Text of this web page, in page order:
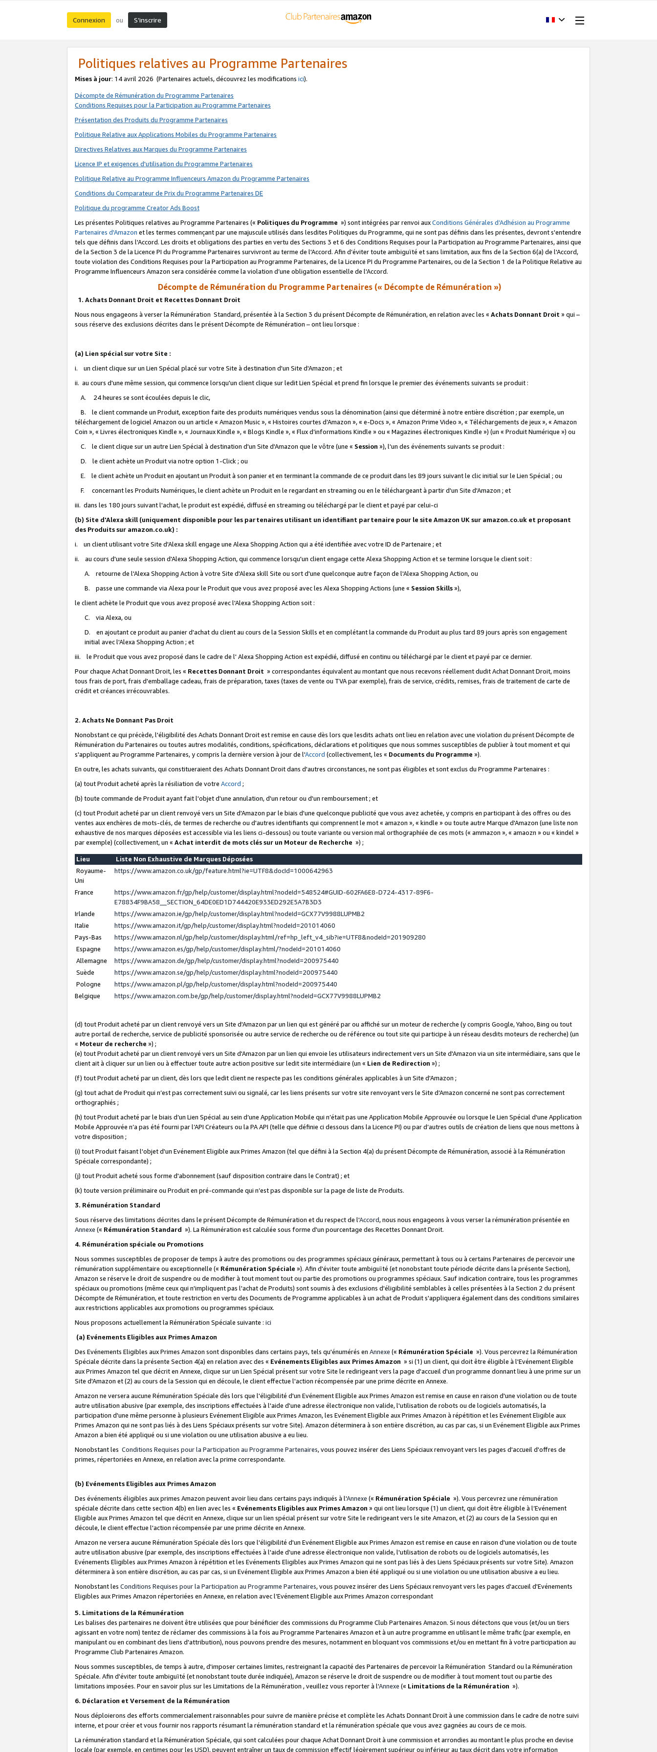
Connexion ou S’inscrire
Politiques relatives au Programme Partenaires
Mises à jour: 14 avril 2026 (Partenaires actuels, découvrez les modifications ici).
Décompte de Rémunération du Programme Partenaires
Conditions Requises pour la Participation au Programme Partenaires
Présentation des Produits du Programme Partenaires
Politique Relative aux Applications Mobiles du Programme Partenaires
Directives Relatives aux Marques du Programme Partenaires
Licence IP et exigences d'utilisation du Programme Partenaires
Politique Relative au Programme Influenceurs Amazon du Programme Partenaires
Conditions du Comparateur de Prix du Programme Partenaires DE
Politique du programme Creator Ads Boost
Les présentes Politiques relatives au Programme Partenaires (« Politiques du Programme ») sont intégrées par renvoi auxConditions Générales d’Adhésion au Programme
Partenaires d'Amazon et les termes commençant par une majuscule utilisés dans lesdites Politiques du Programme, qui ne sont pas définis dans les présentes, devront s'entendre
tels que définis dans l'Accord. Les droits et obligations des parties en vertu des Sections 3 et 6 des Conditions Requises pour la Participation au Programme Partenaires, ainsi que
de la Section 3 de la Licence PI du Programme Partenaires survivront au terme de l'Accord. Afin d’éviter toute ambiguïté et sans limitation, aux fins de la Section 6(a) de l'Accord,
toute violation des Conditions Requises pour la Participation au Programme Partenaires, de la Licence PI du Programme Partenaires, ou de la Section 1 de la Politique Relative au
Programme Influenceurs Amazon sera considérée comme la violation d’une obligation essentielle de l'Accord.
Décompte de Rémunération du Programme Partenaires (« Décompte de Rémunération »)
1. Achats Donnant Droit et Recettes Donnant Droit
Nous nous engageons à verser la Rémunération Standard, présentée à la Section 3 du présent Décompte de Rémunération, en relation avec les « Achats Donnant Droit » qui –
sous réserve des exclusions décrites dans le présent Décompte de Rémunération – ont lieu lorsque :
(a) Lien spécial sur votre Site :
i. un client clique sur un Lien Spécial placé sur votre Site à destination d'un Site d'Amazon ; et
ii. au cours d'une même session, qui commence lorsqu'un client clique sur ledit Lien Spécial et prend fin lorsque le premier des événements suivants se produit :
A. 24 heures se sont écoulées depuis le clic,
B. le client commande un Produit, exception faite des produits numériques vendus sous la dénomination (ainsi que déterminé à notre entière discrétion ; par exemple, un
téléchargement de logiciel Amazon ou un article « Amazon Music », « Histoires courtes d’Amazon », « e-Docs », « Amazon Prime Video », « Téléchargements de jeux », « Amazon
Coin », « Livres électroniques Kindle », « Journaux Kindle », « Blogs Kindle », « Flux d’informations Kindle » ou « Magazines électroniques Kindle ») (un « Produit Numérique ») ou
C. le client clique sur un autre Lien Spécial à destination d'un Site d'Amazon que le vôtre (une « Session »), l'un des événements suivants se produit :
D. le client achète un Produit via notre option 1-Click ; ou
E. le client achète un Produit en ajoutant un Produit à son panier et en terminant la commande de ce produit dans les 89 jours suivant le clic initial sur le Lien Spécial ; ou
F. concernant les Produits Numériques, le client achète un Produit en le regardant en streaming ou en le téléchargeant à partir d'un Site d'Amazon ; et
iii. dans les 180 jours suivant l'achat, le produit est expédié, diffusé en streaming ou téléchargé par le client et payé par celui-ci
(b) Site d'Alexa skill (uniquement disponible pour les partenaires utilisant un identifiant partenaire pour le site Amazon UK sur amazon.co.uk et proposant
des Produits sur amazon.co.uk) :
i. un client utilisant votre Site d'Alexa skill engage une Alexa Shopping Action qui a été identifiée avec votre ID de Partenaire ; et
ii. au cours d'une seule session d'Alexa Shopping Action, qui commence lorsqu'un client engage cette Alexa Shopping Action et se termine lorsque le client soit :
A. retourne de l'Alexa Shopping Action à votre Site d'Alexa skill Site ou sort d'une quelconque autre façon de l'Alexa Shopping Action, ou
B. passe une commande via Alexa pour le Produit que vous avez proposé avec les Alexa Shopping Actions (une « Session Skills»),
le client achète le Produit que vous avez proposé avec l'Alexa Shopping Action soit :
C. via Alexa, ou
D. en ajoutant ce produit au panier d'achat du client au cours de la Session Skills et en complétant la commande du Produit au plus tard 89 jours après son engagement
initial avec l'Alexa Shopping Action ; et
iii. le Produit que vous avez proposé dans le cadre de l' Alexa Shopping Action est expédié, diffusé en continu ou téléchargé par le client et payé par ce dernier.
Pour chaque Achat Donnant Droit, les « Recettes Donnant Droit » correspondantes équivalent au montant que nous recevons réellement dudit Achat Donnant Droit, moins
tous frais de port, frais d'emballage cadeau, frais de préparation, taxes (taxes de vente ou TVA par exemple), frais de service, crédits, remises, frais de traitement de carte de
crédit et créances irrécouvrables.
2. Achats Ne Donnant Pas Droit
Nonobstant ce qui précède, l'éligibilité des Achats Donnant Droit est remise en cause dès lors que lesdits achats ont lieu en relation avec une violation du présent Décompte de
Rémunération du Partenaires ou toutes autres modalités, conditions, spécifications, déclarations et politiques que nous sommes susceptibles de publier à tout moment et qui
s'appliquent au Programme Partenaires, y compris la dernière version à jour de l'Accord (collectivement, les « Documents du Programme »).
En outre, les achats suivants, qui constitueraient des Achats Donnant Droit dans d'autres circonstances, ne sont pas éligibles et sont exclus du Programme Partenaires :
(a) tout Produit acheté après la résiliation de votre Accord ;
(b) toute commande de Produit ayant fait l'objet d'une annulation, d'un retour ou d'un remboursement ; et
(c) tout Produit acheté par un client renvoyé vers un Site d'Amazon par le biais d'une quelconque publicité que vous avez achetée, y compris en participant à des offres ou des
ventes aux enchères de mots-clés, de termes de recherche ou d'autres identifiants qui comprennent le mot « amazon », « kindle » ou toute autre Marque d'Amazon (une liste non
exhaustive de nos marques déposées est accessible via les liens ci-dessous) ou toute variante ou version mal orthographiée de ces mots (« ammazon », « amaozn » ou « kindel »
par exemple) (collectivement, un « Achat interdit de mots clés sur un Moteur de Recherche ») ;
Lieu
Liste Non Exhaustive de Marques Déposées
Royaume-
Uni
https://www.amazon.co.uk/gp/feature.html?ie=UTF8&docId=1000642963
France
https://www.amazon.fr/gp/help/customer/display.html?nodeId=548524#GUID-602FA6E8-D724-4317-89F6-
E78834F9BA58__SECTION_64DE0ED1D744420E933ED292E5A7B3D3
Irlande
https://www.amazon.ie/gp/help/customer/display.html?nodeId=GCX77V9988LUPMB2
Italie
https://www.amazon.it/gp/help/customer/display.html?nodeId=201014060
Pays-Bas
https://www.amazon.nl/gp/help/customer/display.html/ref=hp_left_v4_sib?ie=UTF8&nodeId=201909280
Espagne
https://www.amazon.es/gp/help/customer/display.html/?nodeId=201014060
Allemagne
https://www.amazon.de/gp/help/customer/display.html?nodeId=200975440
Suède
https://www.amazon.se/gp/help/customer/display.html?nodeId=200975440
Pologne
https://www.amazon.pl/gp/help/customer/display.html?nodeId=200975440
Belgique
https://www.amazon.com.be/gp/help/customer/display.html?nodeId=GCX77V9988LUPMB2
(d) tout Produit acheté par un client renvoyé vers un Site d'Amazon par un lien qui est généré par ou affiché sur un moteur de recherche (y compris Google, Yahoo, Bing ou tout
autre portail de recherche, service de publicité sponsorisée ou autre service de recherche ou de référence ou tout site qui participe à un réseau desdits moteurs de recherche) (un
« Moteur de recherche ») ;
(e) tout Produit acheté par un client renvoyé vers un Site d'Amazon par un lien qui envoie les utilisateurs indirectement vers un Site d'Amazon via un site intermédiaire, sans que le
client ait à cliquer sur un lien ou à effectuer toute autre action positive sur ledit site intermédiaire (un « Lien de Redirection ») ;
(f) tout Produit acheté par un client, dès lors que ledit client ne respecte pas les conditions générales applicables à un Site d'Amazon ;
(g) tout achat de Produit qui n’est pas correctement suivi ou signalé, car les liens présents sur votre site renvoyant vers le Site d’Amazon concerné ne sont pas correctement
orthographiés ;
(h) tout Produit acheté par le biais d’un Lien Spécial au sein d’une Application Mobile qui n’était pas une Application Mobile Approuvée ou lorsque le Lien Spécial d'une Application
Mobile Approuvée n’a pas été fourni par l’API Créateurs ou la PA API (telle que définie ci dessous dans la Licence PI) ou par d’autres outils de création de liens que nous mettons à
votre disposition ;
(i) tout Produit faisant l'objet d'un Evénement Eligible aux Primes Amazon (tel que défini à la Section 4(a) du présent Décompte de Rémunération, associé à la Rémunération
Spéciale correspondante) ;
(j) tout Produit acheté sous forme d'abonnement (sauf disposition contraire dans le Contrat) ; et
(k) toute version préliminaire ou Produit en pré-commande qui n’est pas disponible sur la page de liste de Produits.
3. Rémunération Standard
Sous réserve des limitations décrites dans le présent Décompte de Rémunération et du respect de l'Accord, nous nous engageons à vous verser la rémunération présentée en
Annexe (« Rémunération Standard »). La Rémunération est calculée sous forme d'un pourcentage des Recettes Donnant Droit.
4. Rémunération spéciale ou Promotions
Nous sommes susceptibles de proposer de temps à autre des promotions ou des programmes spéciaux généraux, permettant à tous ou à certains Partenaires de percevoir une
rémunération supplémentaire ou exceptionnelle (« Rémunération Spéciale »). Afin d'éviter toute ambiguïté (et nonobstant toute période décrite dans la présente Section),
Amazon se réserve le droit de suspendre ou de modifier à tout moment tout ou partie des promotions ou programmes spéciaux. Sauf indication contraire, tous les programmes
spéciaux ou promotions (même ceux qui n'impliquent pas l'achat de Produits) sont soumis à des exclusions d'éligibilité semblables à celles présentées à la Section 2 du présent
Décompte de Rémunération, et toute restriction en vertu des Documents de Programme applicables à un achat de Produit s'appliquera également dans des conditions similaires
aux restrictions applicables aux promotions ou programmes spéciaux.
Nous proposons actuellement la Rémunération Spéciale suivante : ici
(a) Evénements Eligibles aux Primes Amazon
Des Evénements Eligibles aux Primes Amazon sont disponibles dans certains pays, tels qu'énumérés en Annexe (« Rémunération Spéciale »). Vous percevrez la Rémunération
Spéciale décrite dans la présente Section 4(a) en relation avec des « Evénements Eligibles aux Primes Amazon » si (1) un client, qui doit être éligible à l'Evénement Eligible
aux Primes Amazon tel que décrit en Annexe, clique sur un Lien Spécial présent sur votre Site le redirigeant vers la page d'accueil d'un programme donnant lieu à une prime sur un
Site d'Amazon et (2) au cours de la Session qui en découle, le client effectue l'action récompensée par une prime décrite en Annexe.
Amazon ne versera aucune Rémunération Spéciale dès lors que l'éligibilité d'un Evénement Eligible aux Primes Amazon est remise en cause en raison d'une violation ou de toute
autre utilisation abusive (par exemple, des inscriptions effectuées à l'aide d'une adresse électronique non valide, l'utilisation de robots ou de logiciels automatisés, la
participation d'une même personne à plusieurs Evénement Eligible aux Primes Amazon, les Evénement Eligible aux Primes Amazon à répétition et les Evénement Eligible aux
Primes Amazon qui ne sont pas liés à des Liens Spéciaux présents sur votre Site). Amazon déterminera à son entière discrétion, au cas par cas, si un Evénement Eligible aux Primes
Amazon a bien été appliqué ou si une violation ou une utilisation abusive a eu lieu.
Nonobstant les Conditions Requises pour la Participation au Programme Partenaires, vous pouvez insérer des Liens Spéciaux renvoyant vers les pages d'accueil d'offres de
primes, répertoriées en Annexe, en relation avec la prime correspondante.
(b) Evénements Eligibles aux Primes Amazon
Des événements éligibles aux primes Amazon peuvent avoir lieu dans certains pays indiqués à l'Annexe (« Rémunération Spéciale »). Vous percevrez une rémunération
spéciale décrite dans cette section 4(b) en lien avec les « Evénements Eligibles aux Primes Amazon » qui ont lieu lorsque (1) un client, qui doit être éligible à l’Evénement
Eligible aux Primes Amazon tel que décrit en Annexe, clique sur un lien spécial présent sur votre Site le redirigeant vers le site Amazon, et (2) au cours de la Session qui en
découle, le client effectue l'action récompensée par une prime décrite en Annexe.
Amazon ne versera aucune Rémunération Spéciale dès lors que l'éligibilité d'un Evénement Eligible aux Primes Amazon est remise en cause en raison d'une violation ou de toute
autre utilisation abusive (par exemple, des inscriptions effectuées à l'aide d'une adresse électronique non valide, l'utilisation de robots ou de logiciels automatisés, les
Evénements Eligibles aux Primes Amazon à répétition et les Evénements Eligibles aux Primes Amazon qui ne sont pas liés à des Liens Spéciaux présents sur votre Site). Amazon
déterminera à son entière discrétion, au cas par cas, si un Evénement Eligible aux Primes Amazon a bien été appliqué ou si une violation ou une utilisation abusive a eu lieu.
Nonobstant les Conditions Requises pour la Participation au Programme Partenaires, vous pouvez insérer des Liens Spéciaux renvoyant vers les pages d'accueil d'Evénements
Eligibles aux Primes Amazon répertoriées en Annexe, en relation avec l’Evénement Eligible aux Primes Amazon correspondant
5. Limitations de la Rémunération
Les balises des partenaires ne doivent être utilisées que pour bénéficier des commissions du Programme Club Partenaires Amazon. Si nous détectons que vous (et/ou un tiers
agissant en votre nom) tentez de réclamer des commissions à la fois au Programme Partenaires Amazon et à un autre programme en utilisant le même trafic (par exemple, en
manipulant ou en combinant des liens d'attribution), nous pouvons prendre des mesures, notamment en bloquant vos commissions et/ou en mettant fin à votre participation au
Programme Club Partenaires Amazon.
Nous sommes susceptibles, de temps à autre, d'imposer certaines limites, restreignant la capacité des Partenaires de percevoir la Rémunération Standard ou la Rémunération
Spéciale. Afin d'éviter toute ambiguïté (et nonobstant toute durée indiquée), Amazon se réserve le droit de suspendre ou de modifier à tout moment tout ou partie des
limitations imposées. Pour en savoir plus sur les Limitations de la Rémunération , veuillez vous reporter à l'Annexe (« Limitations de la Rémunération »).
6. Déclaration et Versement de la Rémunération
Nous déploierons des efforts commercialement raisonnables pour suivre de manière précise et complète les Achats Donnant Droit à une commission dans le cadre de notre suivi
interne, et pour créer et vous fournir nos rapports résumant la rémunération standard et la rémunération spéciale que vous avez gagnées au cours de ce mois.
La rémunération standard et la Rémunération Spéciale, qui sont calculées pour chaque Achat Donnant Droit à une commission et arrondies au montant le plus proche en devise
locale (par exemple, en centimes pour les USD), peuvent entraîner un taux de commission effectif légèrement supérieur ou inférieur au taux décrit dans votre information